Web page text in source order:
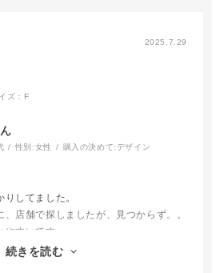
2025.7.29
ズ：F
性別:女性 購入の決めて: デザイン
してました。
、店舗で探しましたが、見つからず。。
すいです。
た。
続きを読む